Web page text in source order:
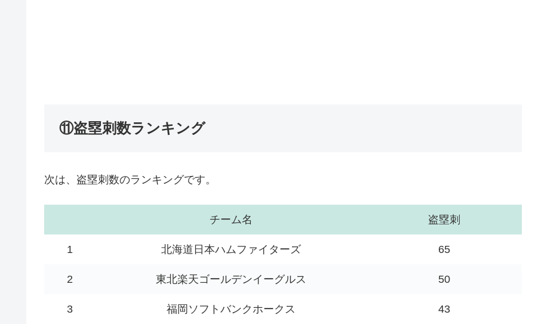
⑪盗塁刺数ランキング
次は、盗塁刺数のランキングです。
チーム名 盗塁刺
1 北海道日本ハムファイターズ 65
2 東北楽天ゴールデンイーグルス 50
3 福岡ソフトバンクホークス 43